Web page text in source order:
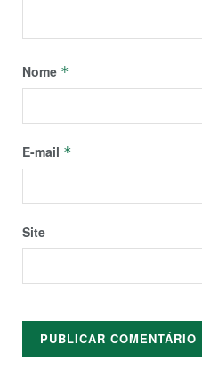
Nome *
E-mail *
Site